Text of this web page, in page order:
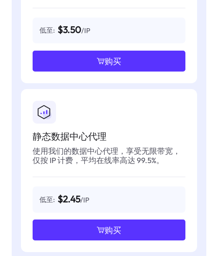
低至: $3.50/IP
购买
静态数据中心代理
使用我们的数据中心代理，享受无限带宽，
仅按 IP 计费，平均在线率高达 99.5%。
低至: $2.45/IP
购买